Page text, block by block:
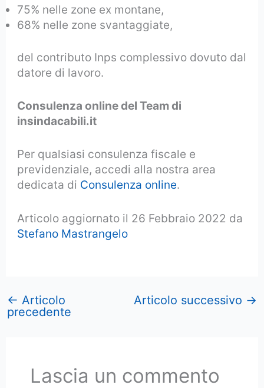
75% nelle zone ex montane,
68% nelle zone svantaggiate,
del contributo Inps complessivo dovuto dal
datore di lavoro.
Consulenza online del Team di
insindacabili.it
Per qualsiasi consulenza fiscale e
previdenziale, accedi alla nostra area
dedicata di Consulenza online.
Articolo aggiornato il 26 Febbraio 2022 da
Stefano Mastrangelo
← Articolo
precedente
Articolo successivo →
Lascia un commento